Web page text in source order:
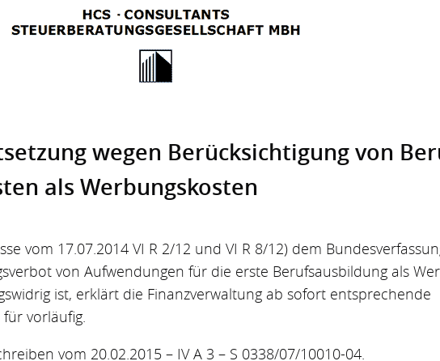
wegen Berück­sichtigung von
als Werbungs­kosten
vom 17.07.2014 VI R 2/12 und VI R 8/12) dem
von Aufwendungen für die erste Berufsausbildung als
ist, erklärt die Finanzverwaltung ab sofort entsprechende
vorläufig.
vom 20.02.2015 – IV A 3 – S 0338/07/10010-04.